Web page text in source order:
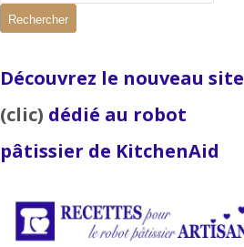
Découvrez le nouveau site
(clic) dédié au robot
pâtissier de KitchenAid